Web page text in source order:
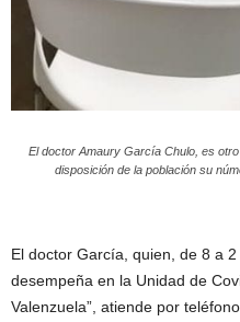
El doctor Amaury García Chulo, es
disposición de la población su
El doctor García, quien, de 8 a
desempeña en la Unidad de
Valenzuela”, atiende por